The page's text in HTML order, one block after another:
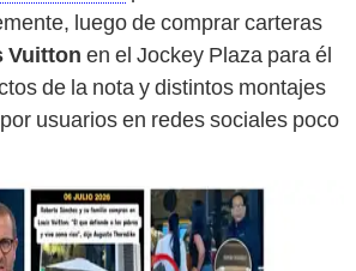
luego de comprar carteras
Vuitton en el Jockey Plaza para él
de la nota y distintos montajes
usuarios en redes sociales poco